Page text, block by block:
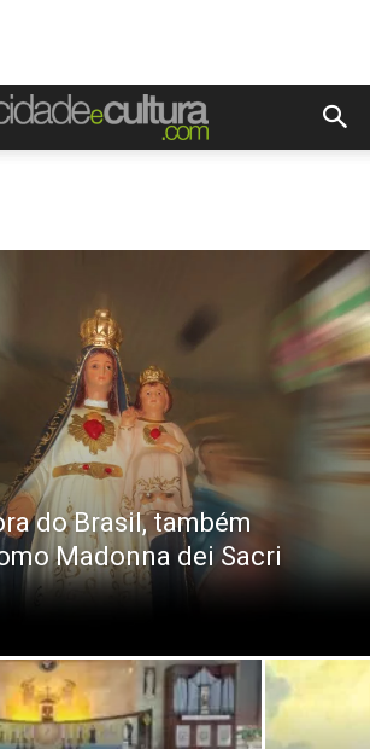
do Brasil, também
Madonna dei Sacri